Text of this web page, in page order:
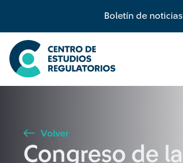
Boletín de noticias
Búsqueda
Seleccione país
Buscar
Volver
Congreso de la